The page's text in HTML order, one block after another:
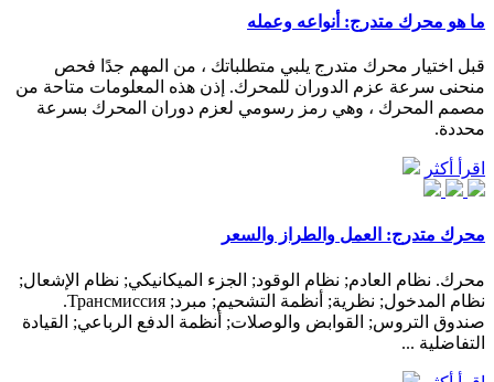
ما هو محرك متدرج: أنواعه وعمله
قبل اختيار محرك متدرج يلبي متطلباتك ، من المهم جدًا فحص
منحنى سرعة عزم الدوران للمحرك. إذن هذه المعلومات متاحة من
مصمم المحرك ، وهي رمز رسومي لعزم دوران المحرك بسرعة
محددة.
اقرأ أكثر
محرك متدرج: العمل والطراز والسعر
محرك. نظام العادم; نظام الوقود; الجزء الميكانيكي; نظام الإشعال;
نظام المدخول; نظرية; أنظمة التشحيم; مبرد; Трансмиссия.
صندوق التروس; القوابض والوصلات; أنظمة الدفع الرباعي; القيادة
التفاضلية ...